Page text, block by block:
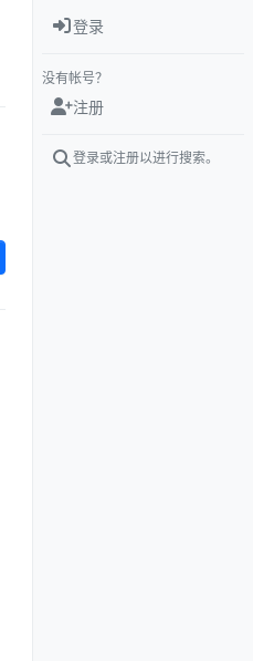
登录
没有帐号？
注册
登录或注册以进行搜索。